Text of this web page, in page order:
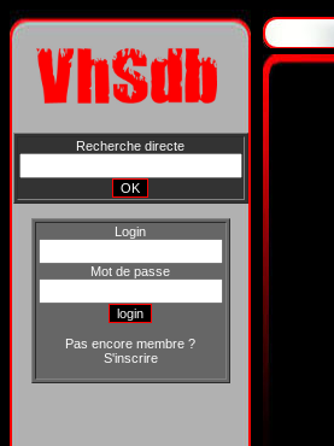
Recherche directe
Login
Mot de passe
Pas encore membre ?
S'inscrire